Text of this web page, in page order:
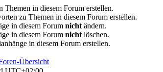
Themen in diesem Forum erstellen.
zu Themen in diesem Forum erstellen.
in diesem Forum nicht ändern.
in diesem Forum nicht löschen.
in diesem Forum erstellen.
Übersicht